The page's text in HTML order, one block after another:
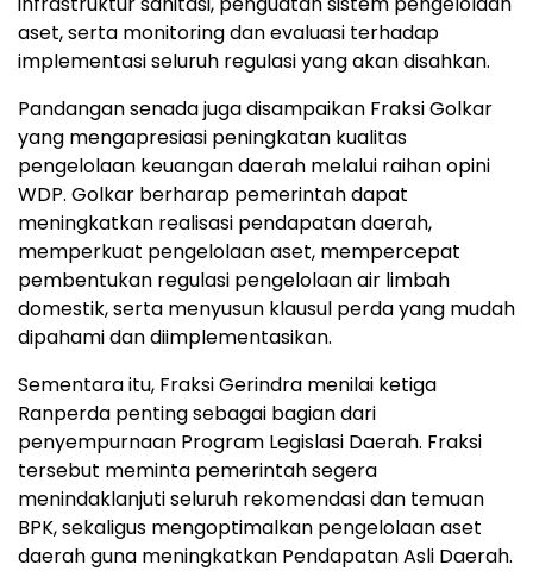
aset, serta monitoring dan evaluasi terhadap
implementasi seluruh regulasi yang akan disahkan.
Pandangan senada juga disampaikan Fraksi Golkar
yang mengapresiasi peningkatan kualitas
pengelolaan keuangan daerah melalui raihan opini
WDP. Golkar berharap pemerintah dapat
meningkatkan realisasi pendapatan daerah,
memperkuat pengelolaan aset, mempercepat
pembentukan regulasi pengelolaan air limbah
domestik, serta menyusun klausul perda yang mudah
dipahami dan diimplementasikan.
Sementara itu, Fraksi Gerindra menilai ketiga
Ranperda penting sebagai bagian dari
penyempurnaan Program Legislasi Daerah. Fraksi
tersebut meminta pemerintah segera
menindaklanjuti seluruh rekomendasi dan temuan
BPK, sekaligus mengoptimalkan pengelolaan aset
daerah guna meningkatkan Pendapatan Asli Daerah.